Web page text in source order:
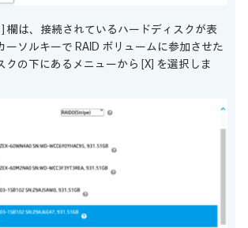
欄は、接続されているハードディスクが表
ーソルキーで RAID ボリュームに参加させた
クの下にあるメニューから [X] を選択しま